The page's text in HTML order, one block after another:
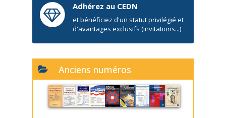
Adhérez au CEDN
et bénéficiez d'un statut privilégié et
d'avantages exclusifs (invitations...)
Anciens numéros